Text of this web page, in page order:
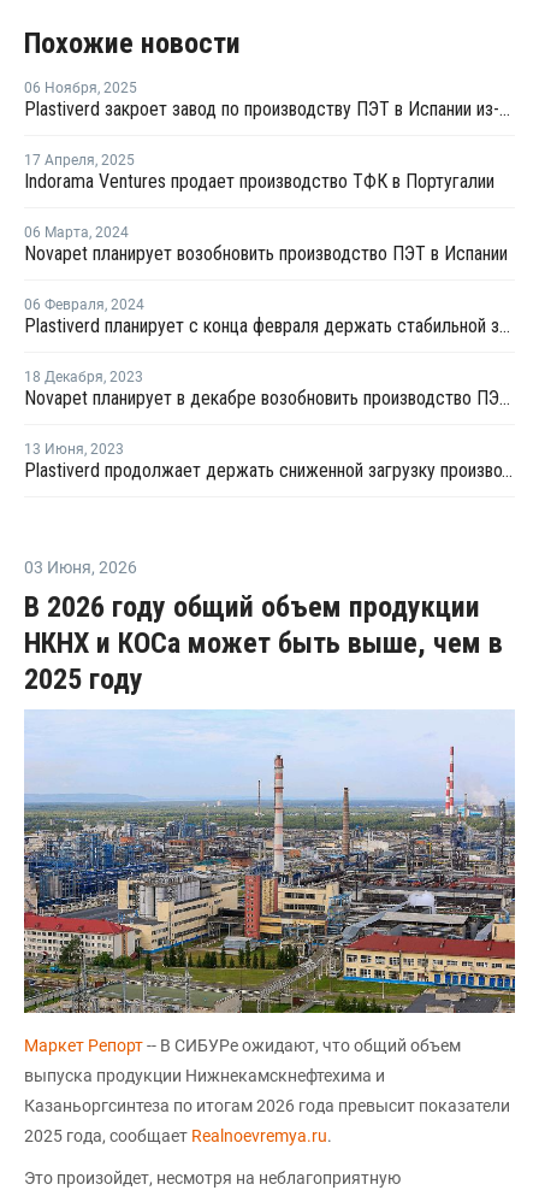
Похожие новости
06 Ноября, 2025
Plastiverd закроет завод по производству ПЭТ в Испании из-за высоких издержек и дешевого импорта
17 Апреля, 2025
Indorama Ventures продает производство ТФК в Португалии
06 Марта, 2024
Novapet планирует возобновить производство ПЭТ в Испании
06 Февраля, 2024
Plastiverd планирует с конца февраля держать стабильной загрузку производства ПЭТ в Испании
18 Декабря, 2023
Novapet планирует в декабре возобновить производство ПЭТ в Испании
13 Июня, 2023
Plastiverd продолжает держать сниженной загрузку производства ПЭТ в Испании
03 Июня, 2026
В 2026 году общий объем продукции
НКНХ и КОСа может быть выше, чем в
2025 году
Маркет Репорт-- В СИБУРе ожидают, что общий объем
выпуска продукции Нижнекамскнефтехима и
Казаньоргсинтеза по итогам 2026 года превысит показатели
2025 года, сообщает Realnoevremya.ru.
Это произойдет, несмотря на неблагоприятную